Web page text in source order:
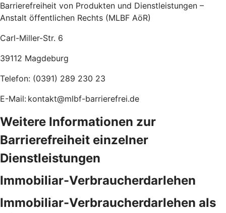
Barrierefreiheit von Produkten und Dienstleistungen –
Anstalt öffentlichen Rechts (MLBF AöR)
Carl-Miller-Str. 6
39112 Magdeburg
Telefon: (0391) 289 230 23
E-Mail: kontakt@mlbf-barrierefrei.de
Weitere Informationen zur
Barrierefreiheit einzelner
Dienstleistungen
Immobiliar-Verbraucherdarlehen
Immobiliar-Verbraucherdarlehen als